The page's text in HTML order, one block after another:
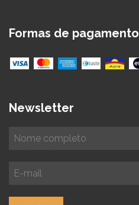
Formas de pagamento
Newsletter